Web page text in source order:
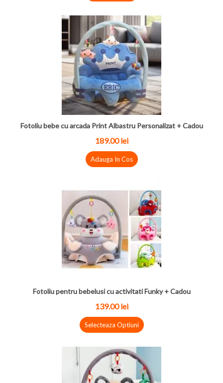
Fotoliu bebe cu arcada Print Albastru Personalizat + Cadou
189.00lei
Adauga In Cos
Fotoliu pentru bebelusi cu activitati Funky + Cadou
139.00lei
Selecteaza Optiuni